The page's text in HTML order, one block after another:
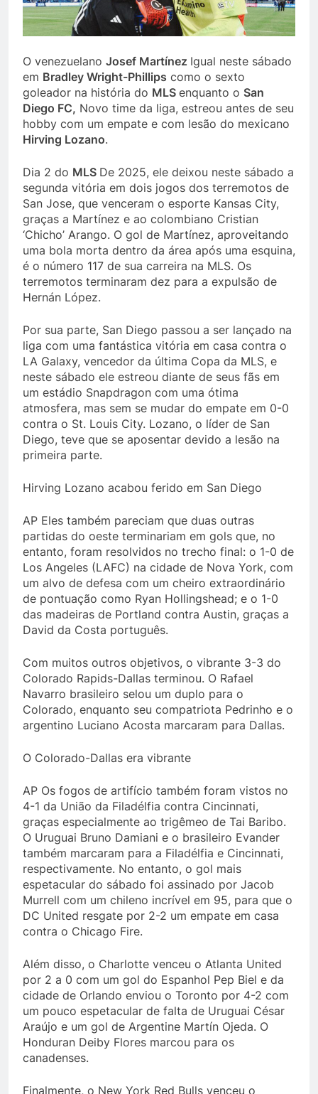
O venezuelano Josef Martínez Igual neste sábado
em Bradley Wright-Phillips como o sexto
goleador na história do MLS enquanto o San
Diego FC, Novo time da liga, estreou antes de seu
hobby com um empate e com lesão do mexicano
Hirving Lozano.
Dia 2 do MLS De 2025, ele deixou neste sábado a
segunda vitória em dois jogos dos terremotos de
San Jose, que venceram o esporte Kansas City,
graças a Martínez e ao colombiano Cristian
‘Chicho’ Arango. O gol de Martínez, aproveitando
uma bola morta dentro da área após uma esquina,
é o número 117 de sua carreira na MLS. Os
terremotos terminaram dez para a expulsão de
Hernán López.
Por sua parte, San Diego passou a ser lançado na
liga com uma fantástica vitória em casa contra o
LA Galaxy, vencedor da última Copa da MLS, e
neste sábado ele estreou diante de seus fãs em
um estádio Snapdragon com uma ótima
atmosfera, mas sem se mudar do empate em 0-0
contra o St. Louis City. Lozano, o líder de San
Diego, teve que se aposentar devido a lesão na
primeira parte.
Hirving Lozano acabou ferido em San Diego
AP Eles também pareciam que duas outras
partidas do oeste terminariam em gols que, no
entanto, foram resolvidos no trecho final: o 1-0 de
Los Angeles (LAFC) na cidade de Nova York, com
um alvo de defesa com um cheiro extraordinário
de pontuação como Ryan Hollingshead; e o 1-0
das madeiras de Portland contra Austin, graças a
David da Costa português.
Com muitos outros objetivos, o vibrante 3-3 do
Colorado Rapids-Dallas terminou. O Rafael
Navarro brasileiro selou um duplo para o
Colorado, enquanto seu compatriota Pedrinho e o
argentino Luciano Acosta marcaram para Dallas.
O Colorado-Dallas era vibrante
AP Os fogos de artifício também foram vistos no
4-1 da União da Filadélfia contra Cincinnati,
graças especialmente ao trigêmeo de Tai Baribo.
O Uruguai Bruno Damiani e o brasileiro Evander
também marcaram para a Filadélfia e Cincinnati,
respectivamente. No entanto, o gol mais
espetacular do sábado foi assinado por Jacob
Murrell com um chileno incrível em 95, para que o
DC United resgate por 2-2 um empate em casa
contra o Chicago Fire.
Além disso, o Charlotte venceu o Atlanta United
por 2 a 0 com um gol do Espanhol Pep Biel e da
cidade de Orlando enviou o Toronto por 4-2 com
um pouco espetacular de falta de Uruguai César
Araújo e um gol de Argentine Martín Ojeda. O
Honduran Deiby Flores marcou para os
canadenses.
Finalmente, o New York Red Bulls venceu o